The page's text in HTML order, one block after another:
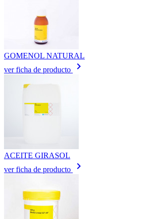
GOMENOL NATURAL
ver ficha de producto
keyboard_arrow_right
ACEITE GIRASOL
ver ficha de producto
keyboard_arrow_right